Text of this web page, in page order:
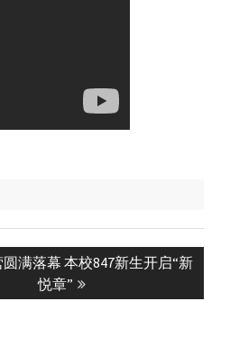
满落幕 本校847新生开启“新
悦章”